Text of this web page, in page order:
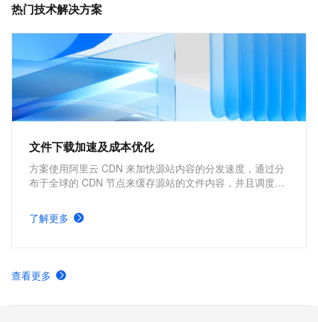
热门技术解决方案
文件下载加速及成本优化
方案使用阿里云 CDN 来加快源站内容的分发速度，通过分
布于全球的 CDN 节点来缓存源站的文件内容，并且调度用
加快文件下载速度，提高网站性能。核心优势包括改善用户
体验，提高网站可访问性，在降低源站服务器负载的同时，
了解更多
查看更多